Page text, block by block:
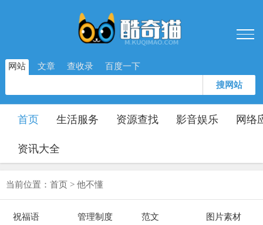
网站 文章 查收录 百度一下
搜网站
首页 生活服务 资源查找 影音娱乐 网络
资讯大全
当前位置： 首页 > 他不懂
祝福语 管理制度 范文 图片素材